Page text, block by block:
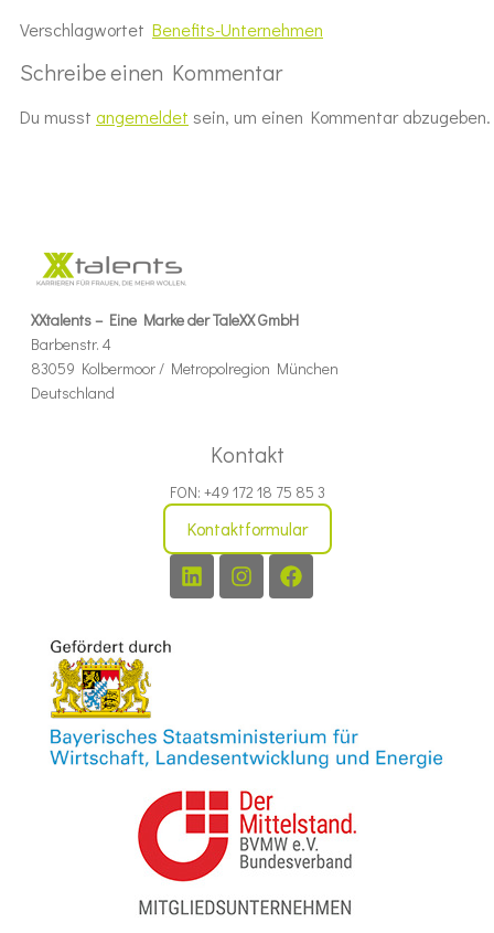
Verschlagwortet Benefits-Unternehmen
Schreibe einen Kommentar
Du musst angemeldet sein, um einen Kommentar abzugeben.
XXtalents – Eine Marke der TaleXX GmbH
Barbenstr. 4
83059 Kolbermoor / Metropolregion München
Deutschland
Kontakt
FON: +49 172 18 75 85 3
Kontaktformular